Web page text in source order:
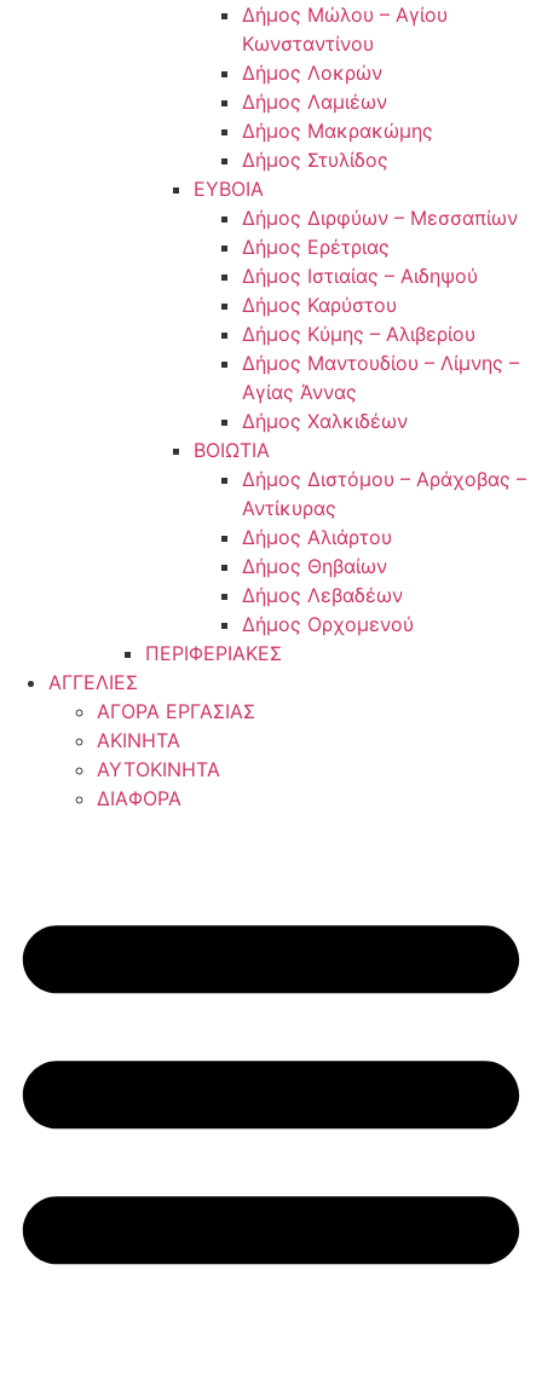
Δήμος Μώλου – Αγίου
Κωνσταντίνου
Δήμος Λοκρών
Δήμος Λαμιέων
Δήμος Μακρακώμης
Δήμος Στυλίδος
ΕΥΒΟΙΑ
Δήμος Διρφύων – Μεσσαπίων
Δήμος Ερέτριας
Δήμος Ιστιαίας – Αιδηψού
Δήμος Καρύστου
Δήμος Κύμης – Αλιβερίου
Δήμος Μαντουδίου – Λίμνης –
Αγίας Άννας
Δήμος Χαλκιδέων
ΒΟΙΩΤΙΑ
Δήμος Διστόμου – Αράχοβας –
Αντίκυρας
Δήμος Αλιάρτου
Δήμος Θηβαίων
Δήμος Λεβαδέων
Δήμος Ορχομενού
ΠΕΡΙΦΕΡΙΑΚΕΣ
ΑΓΓΕΛΙΕΣ
ΑΓΟΡΑ ΕΡΓΑΣΙΑΣ
ΑΚΙΝΗΤΑ
ΑΥΤΟΚΙΝΗΤΑ
ΔΙΑΦΟΡΑ